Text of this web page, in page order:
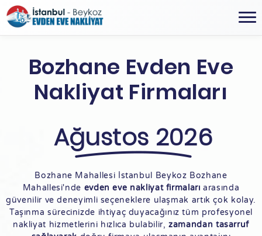
Bozhane Evden Eve
Nakliyat Firmaları
Ağustos 2026
Bozhane Mahallesi İstanbul Beykoz Bozhane
Mahallesi'nde evden eve nakliyat firmaları arasında
güvenilir ve deneyimli seçeneklere ulaşmak artık çok kolay.
Taşınma sürecinizde ihtiyaç duyacağınız tüm profesyonel
nakliyat hizmetlerini hızlıca bulabilir,zamandan tasarruf